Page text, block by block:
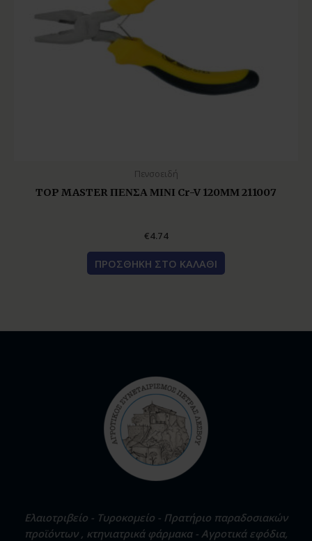
Πενσοειδή
TOP MASTER ΠΕΝΣΑ ΜΙΝΙ Cr-V 120ΜΜ 211007
€4.74
ΠΡΟΣΘΉΚΗ ΣΤΟ ΚΑΛΆΘΙ
Ελαιοτριβείο - Τυροκομείο - Πρατήριο παραδοσιακών
προϊόντων , κτηνιατρικά φάρμακα - Αγροτικά εφόδια,